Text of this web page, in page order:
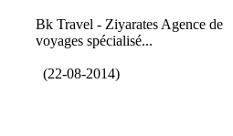
Bk Travel - Ziyarates Agence de
voyages spécialisé...
(22-08-2014)